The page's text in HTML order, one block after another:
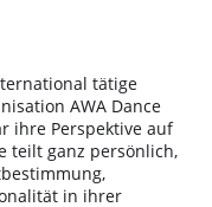
tätige
AWA Dance
ihre Perspektive auf
teilt ganz persönlich,
in ihrer